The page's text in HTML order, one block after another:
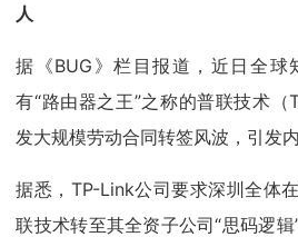
人
据《BUG》栏目报道，近日全球
有“路由器之王”之称的普联技术
发大规模劳动合同转签风波，引发内
据悉，TP-Link公司要求深圳全体
联技术转至其全资子公司“思码逻